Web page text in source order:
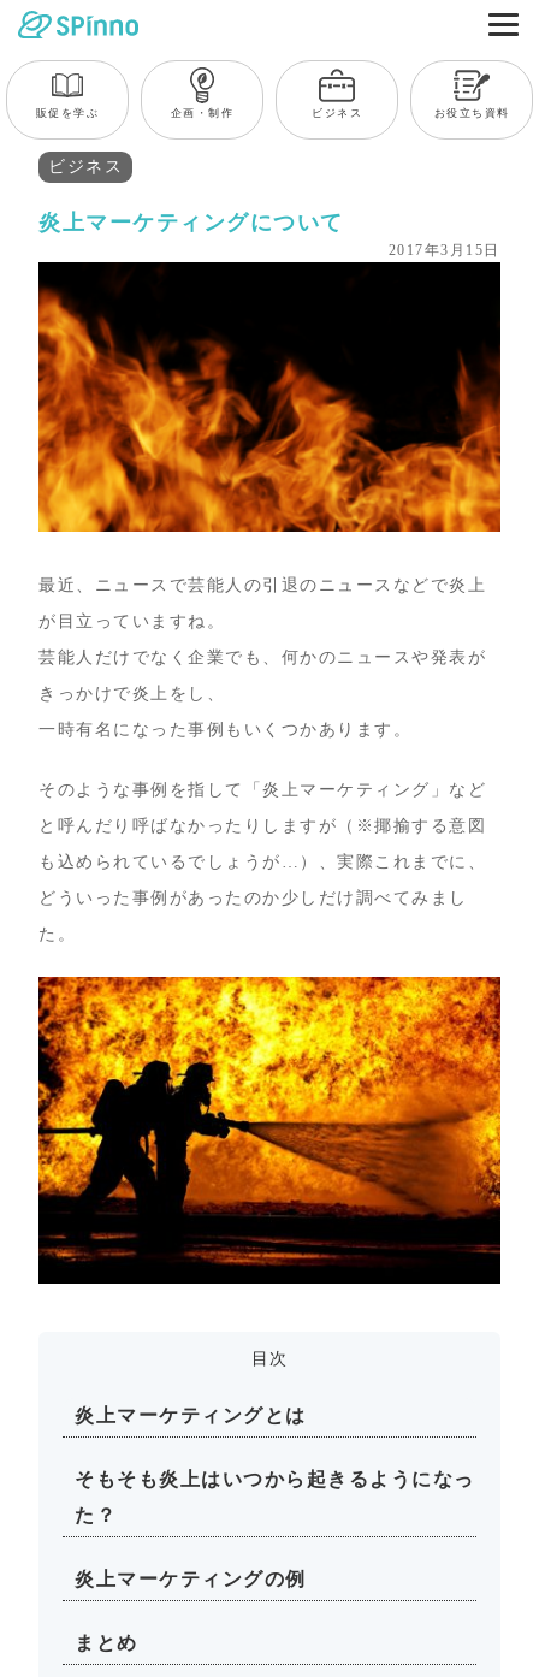
販促を学ぶ 企画・制作 ビジネス お役立ち資料
ビジネス
炎上マーケティングについて
2017年3月15日
最近、ニュースで芸能人の引退のニュースなどで炎上
が目立っていますね。
芸能人だけでなく企業でも、何かのニュースや発表が
きっかけで炎上をし、
一時有名になった事例もいくつかあります。
そのような事例を指して「炎上マーケティング」など
と呼んだり呼ばなかったりしますが（※揶揄する意図
も込められているでしょうが…）、実際これまでに、
どういった事例があったのか少しだけ調べてみまし
た。
目次
炎上マーケティングとは
そもそも炎上はいつから起きるようになっ
た？
炎上マーケティングの例
まとめ